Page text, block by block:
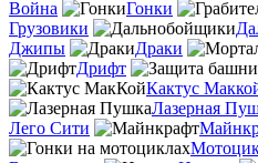
Война
Гонки
Грузовики
Джипы
Драки
Дрифт
Кактус
Лазерная
Лего Сити